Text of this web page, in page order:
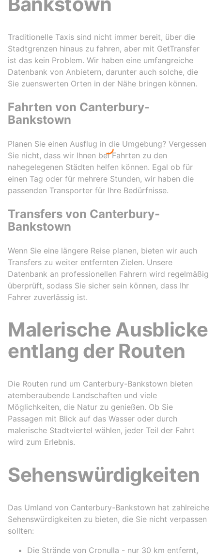
Traditionelle Taxis sind nicht immer bereit, über die
Stadtgrenzen hinaus zu fahren, aber mit GetTransfer
ist das kein Problem. Wir haben eine umfangreiche
Datenbank von Anbietern, darunter auch solche, die
Sie zuenswerten Orten in der Nähe bringen können.
Fahrten von Canterbury-
Bankstown
Planen Sie einen Ausflug in die Umgebung? Vergessen
Sie nicht, dass wir Ihnen bei Fahrten zu den
nahegelegenen Städten helfen können. Egal ob für
einen Tag oder für mehrere Stunden, wir haben die
passenden Transporter für Ihre Bedürfnisse.
Transfers von Canterbury-
Bankstown
Wenn Sie eine längere Reise planen, bieten wir auch
Transfers zu weiter entfernten Zielen. Unsere
Datenbank an professionellen Fahrern wird regelmäßig
überprüft, sodass Sie sicher sein können, dass Ihr
Fahrer zuverlässig ist.
Malerische Ausblicke
entlang der Routen
Die Routen rund um Canterbury-Bankstown bieten
atemberaubende Landschaften und viele
Möglichkeiten, die Natur zu genießen. Ob Sie
Passagen mit Blick auf das Wasser oder durch
malerische Stadtviertel wählen, jeder Teil der Fahrt
wird zum Erlebnis.
Sehenswürdigkeiten
Das Umland von Canterbury-Bankstown hat zahlreiche
Sehenswürdigkeiten zu bieten, die Sie nicht verpassen
sollten:
Die Strände von Cronulla - nur 30 km entfernt,